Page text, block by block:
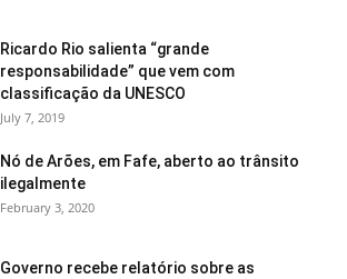
Ricardo Rio salienta “grande
responsabilidade” que vem com
classificação da UNESCO
July 7, 2019
Nó de Arões, em Fafe, aberto ao trânsito
ilegalmente
February 3, 2020
Governo recebe relatório sobre as